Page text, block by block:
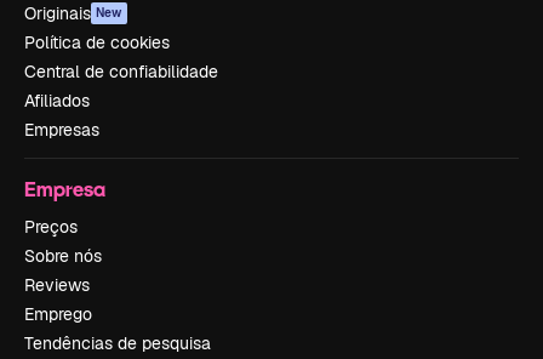
Originais New
Política de cookies
Central de confiabilidade
Afiliados
Empresas
Empresa
Preços
Sobre nós
Reviews
Emprego
Tendências de pesquisa